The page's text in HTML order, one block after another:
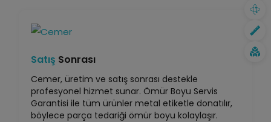
Satış Sonrası
Cemer, üretim ve satış sonrası destekle
profesyonel hizmet sunar. Ömür Boyu Servis
Garantisi ile tüm ürünler metal etiketle donatılır,
böylece parça tedariği ömür boyu kolaylaşır.